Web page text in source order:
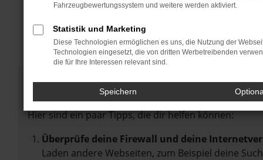
Fehler: Network Error
Beim Laden ist ein Fehler aufgetreten.
Hier sind ein paar Tipps, die dir helfen können:
Überprüfe deine Firewall und deine
Laden andere Webseiten, zum Beispiel deine
Fahrzeugbewertungssystem und weitere werden aktiviert.
Statistik und Marketing
Diese Technologien ermöglichen es uns, die Nutzung der
Technologien eingesetzt, die von dritten Werbetreibenden
die für Ihre Interessen relevant sind.
Speichern